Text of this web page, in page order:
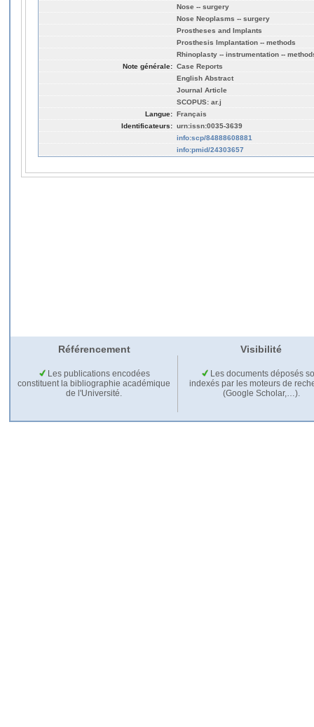
Nose -- surgery
Nose Neoplasms -- surgery
Prostheses and Implants
Prosthesis Implantation -- methods
Rhinoplasty -- instrumentation --
Note générale: Case Reports
English Abstract
Journal Article
SCOPUS: ar.j
Langue: Français
Identificateurs: urn:issn:0035-3639
info:scp/84888608881
info:pmid/24303657
Référencement Visibilité
Les publications encodées
constituent la bibliographie académique
de l'Université.
Les documents déposés
indexés par les moteurs de
(Google Scholar,…).